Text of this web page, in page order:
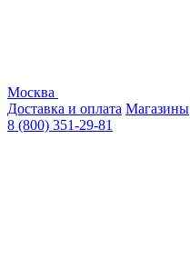
Москва
Доставка и оплата Магазины
8 (800) 351-29-81